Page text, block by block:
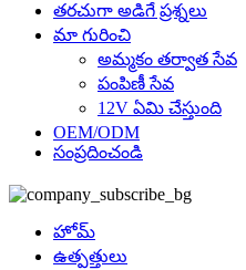
తరచుగా అడిగే ప్రశ్నలు
మా గురించి
అమ్మకం తర్వాత సేవ
పంపిణీ సేవ
12V ఏమి చేస్తుంది
OEM/ODM
సంప్రదించండి
హోమ్
ఉత్పత్తులు